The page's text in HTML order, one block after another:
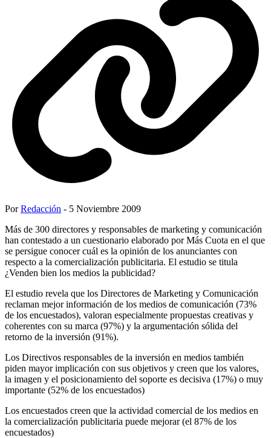
PorRedacción - 5 Noviembre 2009
Más de 300 directores y responsables de marketing y comunicación
han contestado a un cuestionario elaborado por Más Cuota en el que
se persigue conocer cuál es la opinión de los anunciantes con
respecto a la comercialización publicitaria. El estudio se titula
¿Venden bien los medios la publicidad?
El estudio revela que los Directores de Marketing y Comunicación
reclaman mejor información de los medios de comunicación (73%
de los encuestados), valoran especialmente propuestas creativas y
coherentes con su marca (97%) y la argumentación sólida del
retorno de la inversión (91%).
Los Directivos responsables de la inversión en medios también
piden mayor implicación con sus objetivos y creen que los valores,
la imagen y el posicionamiento del soporte es decisiva (17%) o muy
importante (52% de los encuestados)
Los encuestados creen que la actividad comercial de los medios en
la comercialización publicitaria puede mejorar (el 87% de los
encuestados)